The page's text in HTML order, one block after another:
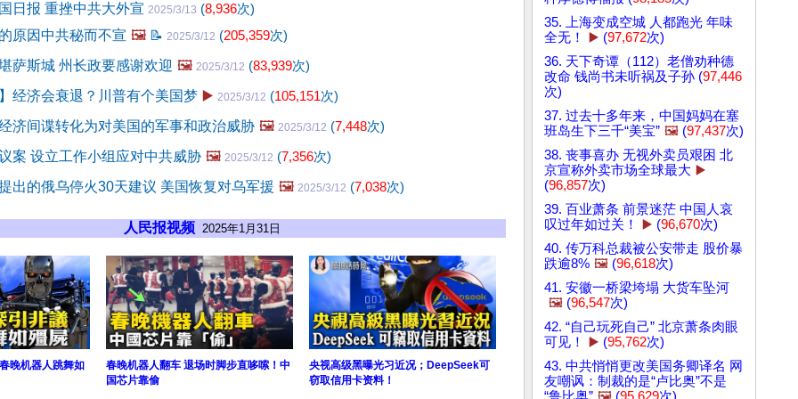
日报 重挫中共大外宣 2025/3/13 (8,936次)
原因中共秘而不宣 🖼️ 📝 2025/3/12 (205,359次)
萨斯城 州长政要感谢欢迎 🖼️ 2025/3/12 (83,939次)
经济会衰退？川普有个美国梦 ▶️ 2025/3/12 (105,151次)
济间谍转化为对美国的军事和政治威胁 🖼️ 2025/3/12 (7,448次)
案 设立工作小组应对中共威胁 🖼️ 2025/3/12 (7,356次)
出的俄乌停火30天建议 美国恢复对乌军援 🖼️ 2025/3/12 (7,038次)
人民报视频 2025年1月31日
晚机器人跳舞如
春晚机器人翻车 退场时脚步直哆嗦！中
国芯片靠偷
央视高级黑曝光习近况；DeepSeek可
窃取信用卡资料！
35. 上海变成空城 人都跑光 年味
全无！
▶️ (97,672次)
36. 天下奇谭（112）老僧劝种德
改命 钱尚书未听祸及子孙 (97,446
次)
37. 过去十多年来，中国妈妈在塞
班岛生下三千“美宝” 🖼️ (97,437次)
38. 丧事喜办 无视外卖员艰困 北
京宣称外卖市场全球最大 ▶️
(96,857次)
39. 百业萧条 前景迷茫 中国人哀
叹过年如过关！
▶️ (96,670次)
40. 传万科总裁被公安带走 股价暴
跌逾8% 🖼️ (96,618次)
41. 安徽一桥梁垮塌 大货车坠河
🖼️ (96,547次)
42. “自己玩死自己” 北京萧条肉眼
可见！
▶️ (95,762次)
43. 中共悄悄更改美国务卿译名 网
友嘲讽：制裁的是“卢比奥”不是
“鲁比奥” 🖼️ (95,629次)